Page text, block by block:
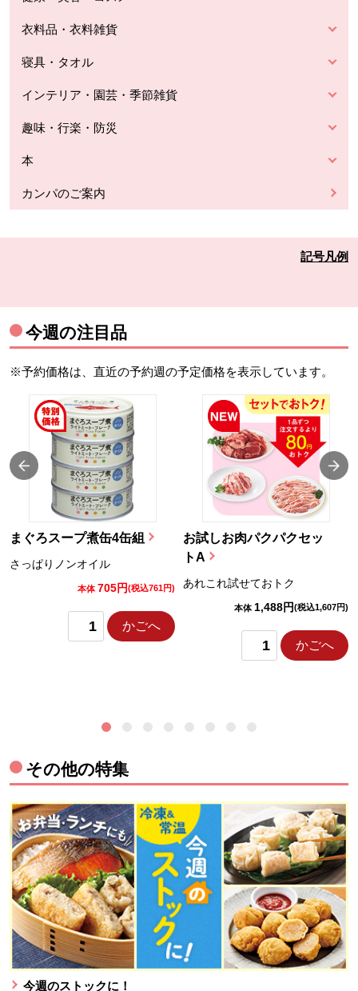
衣料品・衣料雑貨
寝具・タオル
インテリア・園芸・季節雑貨
趣味・行楽・防災
本
カンパのご案内
記号凡例
今週の注目品
※予約価格は、直近の予約週の予定価格を表示しています。
まぐろスープ煮缶4缶組
さっぱりノンオイル
本体 705円(税込761円)
かごへ
お試しお肉パクパクセッ
トA
あれこれ試せておトク
本体 1,488円(税込1,607円)
かごへ
その他の特集
今週のストックに！